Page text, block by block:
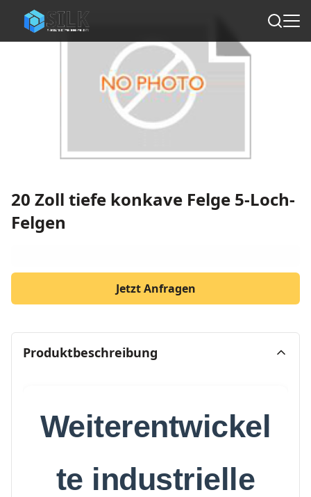
20 Zoll tiefe konkave Felge 5-Loch-
Felgen
Jetzt Anfragen
Produktbeschreibung
Weiterentwickel
te industrielle